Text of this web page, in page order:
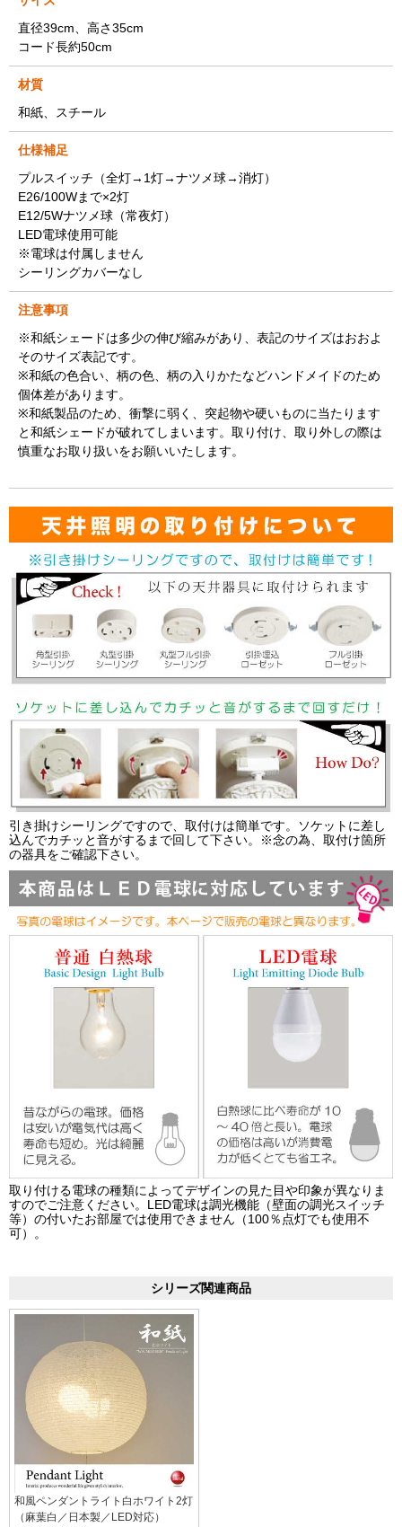
直径39cm、高さ35cm
コード長約50cm
材質
和紙、スチール
仕様補足
プルスイッチ（全灯→1灯→ナツメ球→消灯）
E26/100Wまで×2灯
E12/5Wナツメ球（常夜灯）
LED電球使用可能
※電球は付属しません
シーリングカバーなし
注意事項
※和紙シェードは多少の伸び縮みがあり、表記のサイズはおおよ
そのサイズ表記です。
※和紙の色合い、柄の色、柄の入りかたなどハンドメイドのため
個体差があります。
※和紙製品のため、衝撃に弱く、突起物や硬いものに当たります
と和紙シェードが破れてしまいます。取り付け、取り外しの際は
慎重なお取り扱いをお願いいたします。
引き掛けシーリングですので、取付けは簡単です。ソケットに差し
込んでカチッと音がするまで回して下さい。※念の為、取付け箇所
の器具をご確認下さい。
取り付ける電球の種類によってデザインの見た目や印象が異なりま
すのでご注意ください。LED電球は調光機能（壁面の調光スイッチ
等）の付いたお部屋では使用できません（100％点灯でも使用不
可）。
シリーズ関連商品
和風ペンダントライト白ホワイト2灯
（麻葉白／日本製／LED対応）